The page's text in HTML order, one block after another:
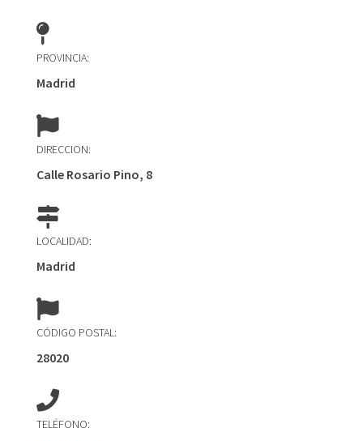
PROVINCIA:
Madrid
DIRECCION:
Calle Rosario Pino, 8
LOCALIDAD:
Madrid
CÓDIGO POSTAL:
28020
TELÉFONO: